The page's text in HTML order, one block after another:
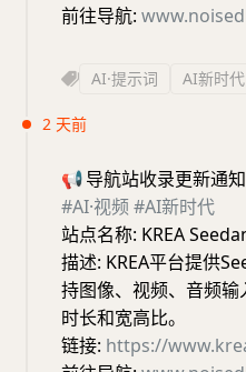
前往导航:
AI·提示词 AI新时代
2 天前
📢导航站收录更新通知
#AI·视频#AI新时代
站点名称: KREA
描述: KREA平台提供
持图像、视频、音频输
时长和宽高比。
链接: https://